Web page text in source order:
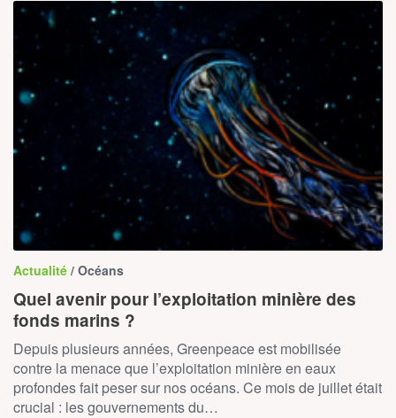
Actualité / Océans
Quel avenir pour l’exploitation minière des
fonds marins ?
Depuis plusieurs années, Greenpeace est mobilisée
contre la menace que l’exploitation minière en eaux
profondes fait peser sur nos océans. Ce mois de juillet était
crucial : les gouvernements du…